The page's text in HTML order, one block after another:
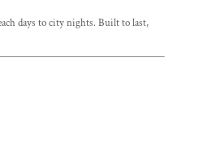
days to city nights. Built to last,